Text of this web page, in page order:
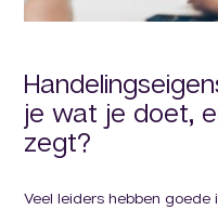
je wat je doet,
zegt?
Veel leiders hebben goede